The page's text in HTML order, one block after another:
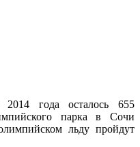
года осталось 655
парка в Сочи
льду пройдут